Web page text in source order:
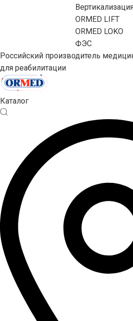
ORMED LIFT
ORMED LOKO
ФЭС
Российский производитель
для реабилитации
Каталог